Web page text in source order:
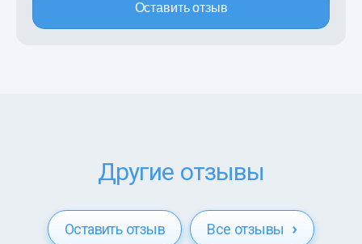
Оставить отзыв
Другие отзывы
Оставить отзыв Все отзывы